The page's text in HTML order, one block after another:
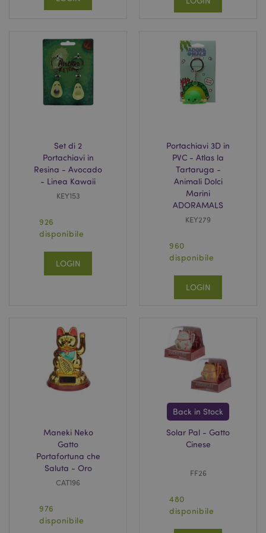
Set di 2
Portachiavi in
Resina - Avocado
- Linea Kawaii
KEY153
926
disponibile
LOGIN
Portachiavi 3D in
PVC - Atlas la
Tartaruga -
Animali Dolci
Marini
ADORAMALS
KEY279
960
disponibile
LOGIN
Maneki Neko
Gatto
Portafortuna che
Saluta - Oro
CAT196
976
disponibile
Back in Stock
Solar Pal - Gatto
Cinese
FF26
480
disponibile
recently_viewed_product
Adobe Inc.
www.puckator.it
section_data_ids
Adobe Inc.
form_key
Adobe Inc.
.www.puckator.it
_hjIncludedInSessionSample
Hotjar Ltd